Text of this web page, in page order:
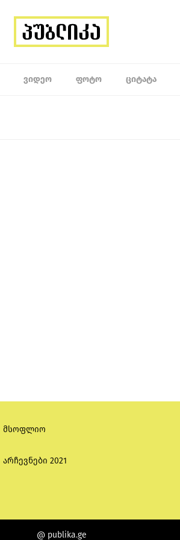
ᲕᲘᲓᲔᲝ ᲤᲝᲢᲝ ᲪᲘᲢᲐᲢᲐ
მსოფლიო
არჩევნები 2021
@ publika.ge